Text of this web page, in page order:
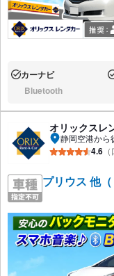
あり:カーナビ
なし:Bluetooth
オリックスレ
静岡空港から
4.6
プリウス 他